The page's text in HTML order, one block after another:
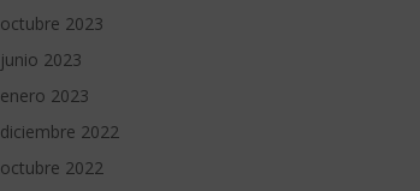
octubre 2023
junio 2023
enero 2023
diciembre 2022
octubre 2022